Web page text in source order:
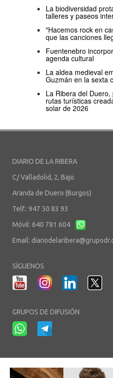
La biodiversidad
talleres y paseos
"Hacemos rock en
que las canciones
Fuentenebro
agenda cultural
La aldea medieval
Guzmán en la sexta
La Ribera del
rutas turísticas
solar de 2026
DIARIO DE LA RIBERA
C/ Valladolid, 2, Bajo
Aranda de Duero (Burgos)
Telf.: 947 50 83 93
Móvil: 640 781 604
Email:
SÍGUENOS
GRUPOS DE DIFUSIÓN